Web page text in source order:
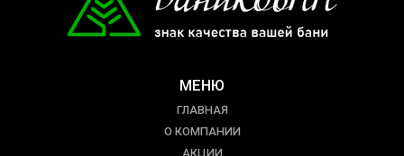
МЕНЮ
ГЛАВНАЯ
О КОМПАНИИ
АКЦИИ